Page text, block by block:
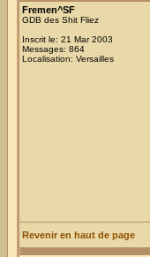
Fremen^SF
GDB des Shit Fliez
Inscrit le: 21 Mar 2003
Messages: 864
Localisation: Versailles
Revenir en haut de page